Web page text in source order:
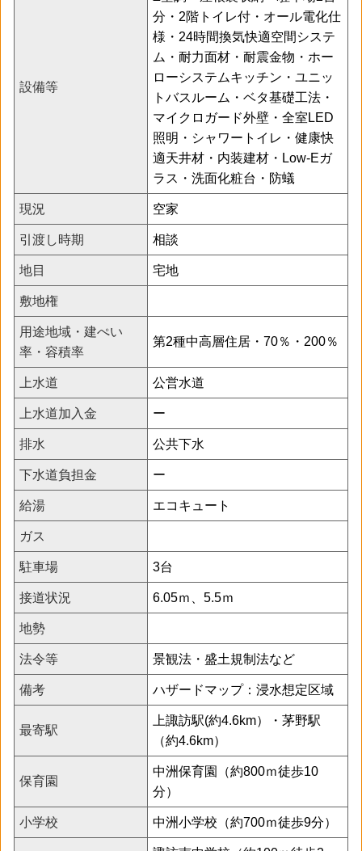
設備等
分・2階トイレ付・オール電化仕
様・24時間換気快適空間システ
ム・耐力面材・耐震金物・ホー
ローシステムキッチン・ユニッ
トバスルーム・ベタ基礎工法・
マイクロガード外壁・全室LED
照明・シャワートイレ・健康快
適天井材・内装建材・Low-Eガ
ラス・洗面化粧台・防蟻
現況 空家
引渡し時期 相談
地目 宅地
敷地権
用途地域・建ぺい
率・容積率
第2種中高層住居・70％・200％
上水道 公営水道
上水道加入金 ー
排水 公共下水
下水道負担金 ー
給湯 エコキュート
ガス
駐車場 3台
接道状況 6.05ｍ、5.5ｍ
地勢
法令等 景観法・盛土規制法など
備考 ハザードマップ：浸水想定区域
最寄駅
上諏訪駅(約4.6km）・茅野駅
（約4.6km）
保育園
中洲保育園（約800ｍ徒歩10
分）
小学校 中洲小学校（約700ｍ徒歩9分）